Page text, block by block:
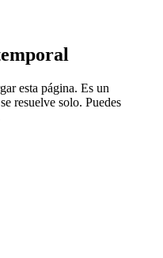
esta página. Es un
resuelve solo. Puedes